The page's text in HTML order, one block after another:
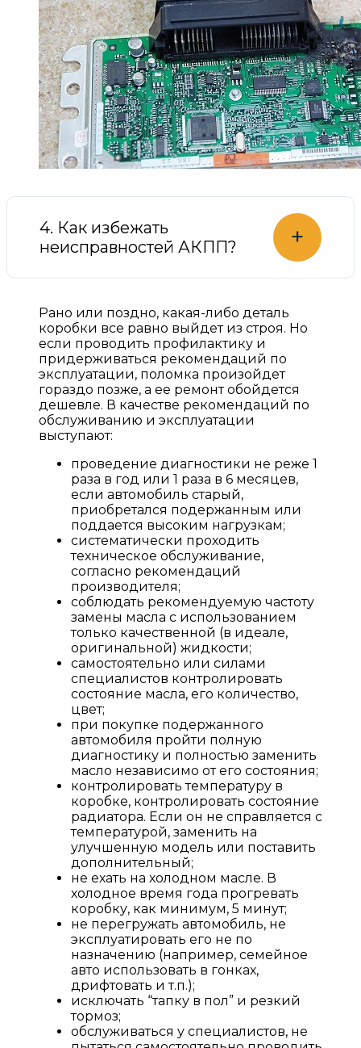
4. Как избежать
неисправностей АКПП?
+
Рано или поздно, какая-либо деталь
коробки все равно выйдет из строя. Но
если проводить профилактику и
придерживаться рекомендаций по
эксплуатации, поломка произойдет
гораздо позже, а ее ремонт обойдется
дешевле. В качестве рекомендаций по
обслуживанию и эксплуатации
выступают:
проведение диагностики не реже 1
раза в год или 1 раза в 6 месяцев,
если автомобиль старый,
приобретался подержанным или
поддается высоким нагрузкам;
систематически проходить
техническое обслуживание,
согласно рекомендаций
производителя;
соблюдать рекомендуемую частоту
замены масла с использованием
только качественной (в идеале,
оригинальной) жидкости;
самостоятельно или силами
специалистов контролировать
состояние масла, его количество,
цвет;
при покупке подержанного
автомобиля пройти полную
диагностику и полностью заменить
масло независимо от его состояния;
контролировать температуру в
коробке, контролировать состояние
радиатора. Если он не справляется с
температурой, заменить на
улучшенную модель или поставить
дополнительный;
не ехать на холодном масле. В
холодное время года прогревать
коробку, как минимум, 5 минут;
не перегружать автомобиль, не
эксплуатировать его не по
назначению (например, семейное
авто использовать в гонках,
дрифтовать и т.п.);
исключать “тапку в пол” и резкий
тормоз;
обслуживаться у специалистов, не